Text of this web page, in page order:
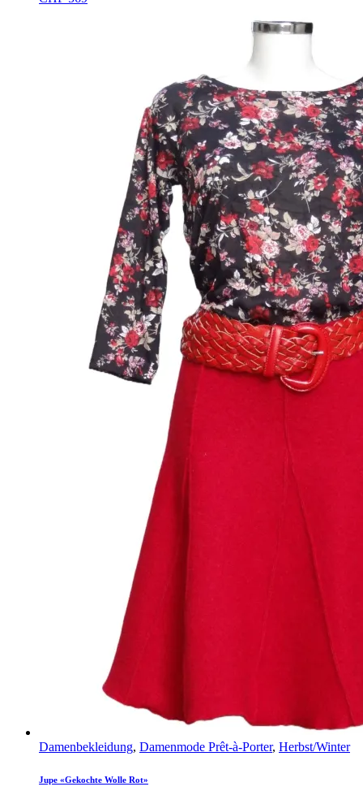
Damenbekleidung, Damenmode Prêt-à-Porter, Herbst/Winter
Jupe «Gekochte Wolle Rot»